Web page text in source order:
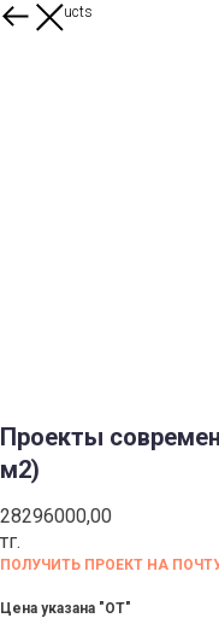
More products
Проекты
м2)
28296000,00
тг.
ПОЛУЧИТЬ ПРОЕКТ НА
Цена указана "ОТ"